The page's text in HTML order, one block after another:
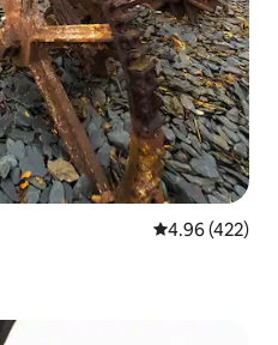
คะแนนเฉลี่ย
4.96 (422)